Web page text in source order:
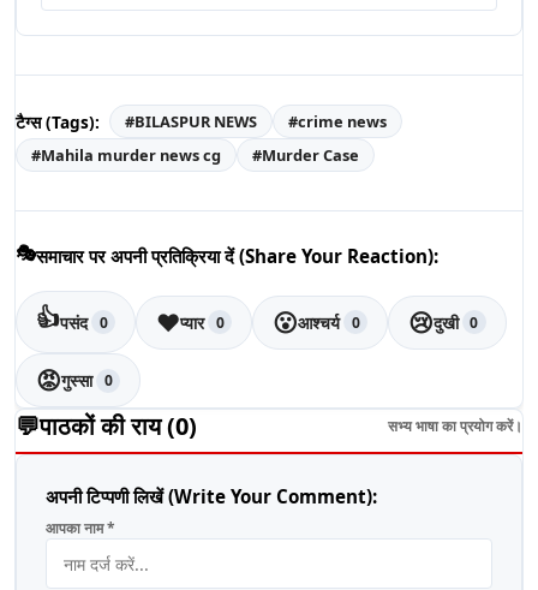
टैग्स (Tags): #BILASPUR NEWS #crime news
#Mahila murder news cg #Murder Case
🎭समाचार पर अपनी प्रतिक्रिया दें (Share Your Reaction):
👍पसंद 0 ❤️प्यार 0 😮आश्चर्य 0 😢दुखी 0
😡गुस्सा 0
💬पाठकों की राय (0) सभ्य भाषा का प्रयोग करें।
अपनी टिप्पणी लिखें (Write Your Comment):
आपका नाम *